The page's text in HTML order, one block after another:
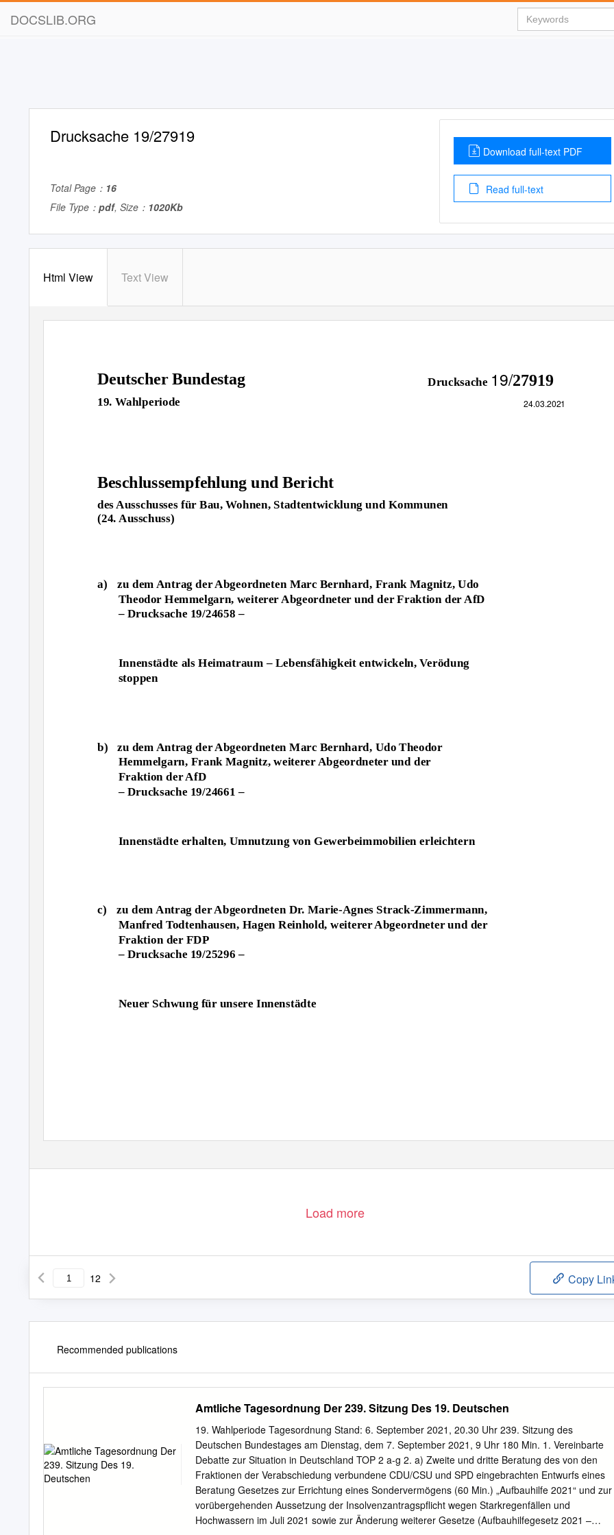
DOCSLIB.ORG
Drucksache 19/27919
Total Page： 16
File Type： pdf, Size： 1020Kb
Download full-text PDF
Read full-text
Html View Text View
Deutscher Bundestag Drucksache 19/27919
19. Wahlperiode 24.03.2021
Beschlussempfehlung und Bericht
des Ausschusses für Bau, Wohnen, Stadtentwicklung und Kommunen
(24. Ausschuss)
a) zu dem Antrag der Abgeordneten Marc Bernhard, Frank Magnitz, Udo
Theodor Hemmelgarn, weiterer Abgeordneter und der Fraktion der AfD
– Drucksache 19/24658 –
Innenstädte als Heimatraum – Lebensfähigkeit entwickeln, Verödung
stoppen
b) zu dem Antrag der Abgeordneten Marc Bernhard, Udo Theodor
Hemmelgarn, Frank Magnitz, weiterer Abgeordneter und der
Fraktion der AfD
– Drucksache 19/24661 –
Innenstädte erhalten, Umnutzung von Gewerbeimmobilien erleichtern
c) zu dem Antrag der Abgeordneten Dr. Marie-Agnes Strack-Zimmermann,
Manfred Todtenhausen, Hagen Reinhold, weiterer Abgeordneter und der
Fraktion der FDP
– Drucksache 19/25296 –
Neuer Schwung für unsere Innenstädte
Load more
12 Copy
Recommended publications
Amtliche Tagesordnung Der 239. Sitzung Des 19. Deutschen
19. Wahlperiode Tagesordnung Stand: 6. September 2021, 20.30 Uhr 239. Sitzung des
Deutschen Bundestages am Dienstag, dem 7. September 2021, 9 Uhr 180 Min. 1. Vereinbarte
Debatte zur Situation in Deutschland TOP 2 a-g 2. a) Zweite und dritte Beratung des von den
Fraktionen der Verabschiedung verbundene CDU/CSU und SPD eingebrachten Entwurfs eines
Beratung Gesetzes zur Errichtung eines Sondervermögens (60 Min.) „Aufbauhilfe 2021“ und zur
vorübergehenden Aussetzung der Insolvenzantragspflicht wegen Starkregenfällen und
Hochwassern im Juli 2021 sowie zur Änderung weiterer Gesetze (Aufbauhilfegesetz 2021 –